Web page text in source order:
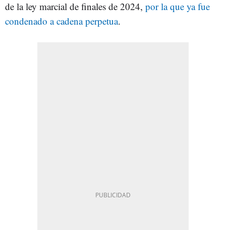
de la ley marcial de finales de 2024, por la que ya fue
condenado a cadena perpetua.